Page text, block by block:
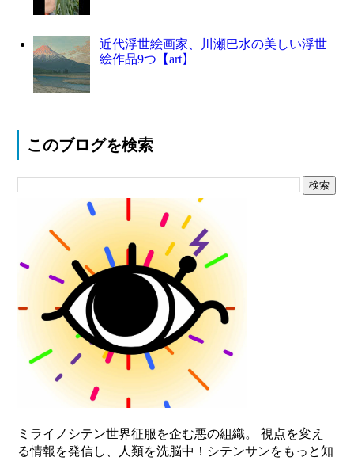
近代浮世絵画家、川瀬巴水の美しい浮世
絵作品9つ【art】
このブログを検索
ミライノシテン世界征服を企む悪の組織。 視点を変え
る情報を発信し、人類を洗脳中！シテンサンをもっと知